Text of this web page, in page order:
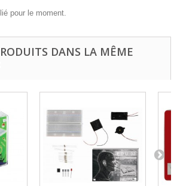
pour le moment.
DANS LA MÊME